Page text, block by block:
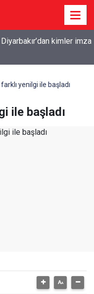
kimler imza
yenilgi ile başladı
ile başladı